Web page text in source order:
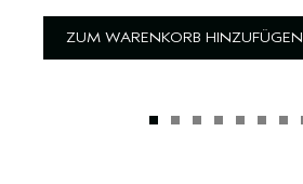
ZUM WARENKORB HINZUFÜGEN